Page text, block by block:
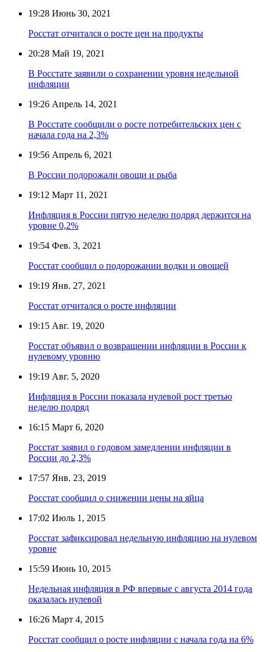
19:28 Июнь 30, 2021
Росстат отчитался о росте цен на продукты
20:28 Май 19, 2021
В Росстате заявили о сохранении уровня недельной
инфляции
19:26 Апрель 14, 2021
В Росстате сообщили о росте потребительских цен с
начала года на 2,3%
19:56 Апрель 6, 2021
В России подорожали овощи и рыба
19:12 Март 11, 2021
Инфляция в России пятую неделю подряд держится на
уровне 0,2%
19:54 Фев. 3, 2021
Росстат сообщил о подорожании водки и овощей
19:19 Янв. 27, 2021
Росстат отчитался о росте инфляции
19:15 Авг. 19, 2020
Росстат объявил о возвращении инфляции в России к
нулевому уровню
19:19 Авг. 5, 2020
Инфляция в России показала нулевой рост третью
неделю подряд
16:15 Март 6, 2020
Росстат заявил о годовом замедлении инфляции в
России до 2,3%
17:57 Янв. 23, 2019
Росстат сообщил о снижении цены на яйца
17:02 Июль 1, 2015
Росстат зафиксировал недельную инфляцию на нулевом
уровне
15:59 Июнь 10, 2015
Недельная инфляция в РФ впервые с августа 2014 года
оказалась нулевой
16:26 Март 4, 2015
Росстат сообщил о росте инфляции с начала года на 6%